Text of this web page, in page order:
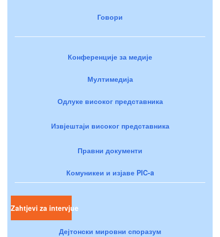
Говори
Конференције за медије
Мултимедија
Одлуке високог представника
Извјештаји високог представника
Правни документи
Комуникеи и изјаве PIC-a
Zahtjevi za intervjue
Дејтонски мировни споразум